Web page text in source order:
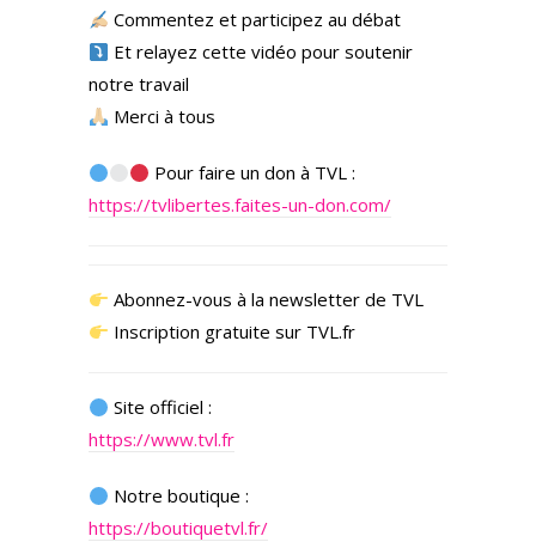
Commentez et participez au débat
Et relayez cette vidéo pour soutenir
notre travail
Merci à tous
Pour faire un don à TVL :
https://tvlibertes.faites-un-don.com/
Abonnez-vous à la newsletter de TVL
Inscription gratuite sur TVL.fr
Site officiel :
https://www.tvl.fr
Notre boutique :
https://boutiquetvl.fr/